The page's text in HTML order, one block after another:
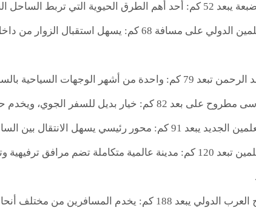
الشمالي بالعديد من المدن والمشروعات السياحية الكبرى.
مطار العلمين الدولي على مسافة 68 كم: يسهل
السياحية بالساحل، وتضم العديد من المنتجعات الفاخرة والمرافق الترفيهية.
خيار بديل للسفر الجوي، ويخدم حركة السياحة المحلية والدولية.
رئيسي يسهل الانتقال بين الساحل الشمالي والمدن الجديدة.
مدينة العلمين تبعد 120 كم: مدينة عالمية متكاملة تضم
المسافرين من مختلف أنحاء العالم، ويضمن ربط المشروع بالمحافظات والمدن الكبرى.